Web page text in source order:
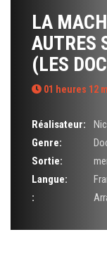
LA
AUTRES
(LES
01 heures 12
Réalisateur:
Genre:
Sortie:
Langue:
: